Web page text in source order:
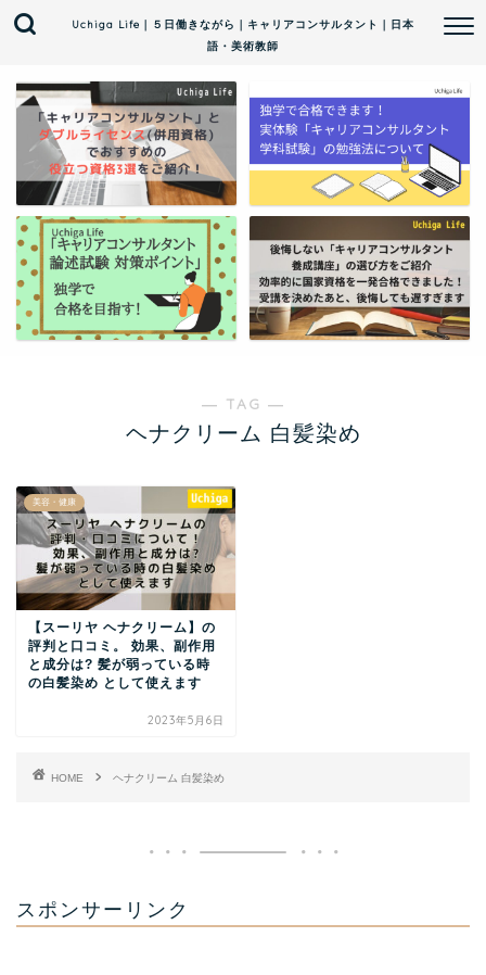
Uchiga Life｜５日働きながら｜キャリアコンサルタント｜日本
語・美術教師
― TAG ―
ヘナクリーム 白髪染め
美容・健康
【スーリヤ ヘナクリーム】の
評判と口コミ。 効果、副作用
と成分は? 髪が弱っている時
の白髪染め として使えます
2023年5月6日
HOME ヘナクリーム 白髪染め
スポンサーリンク